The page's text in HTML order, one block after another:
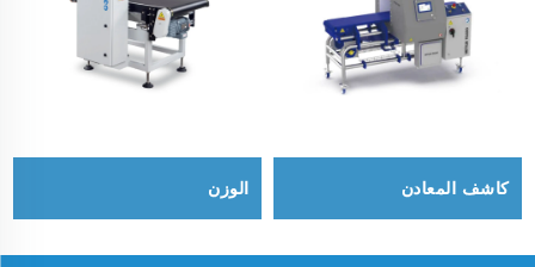
كاشف المعادن الوزن